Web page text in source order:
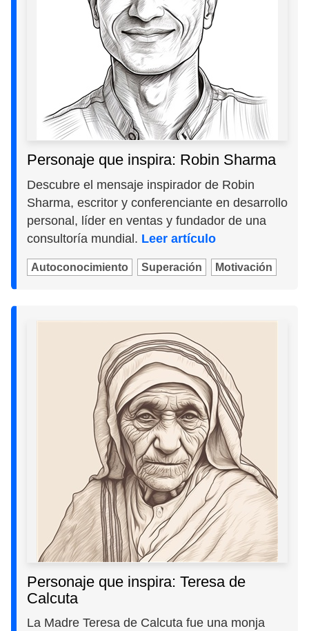
Personaje que inspira: Robin Sharma
Descubre el mensaje inspirador de Robin
Sharma, escritor y conferenciante en desarrollo
personal, líder en ventas y fundador de una
consultoría mundial. Leer artículo
Autoconocimiento Superación Motivación
Personaje que inspira: Teresa de
Calcuta
La Madre Teresa de Calcuta fue una monja